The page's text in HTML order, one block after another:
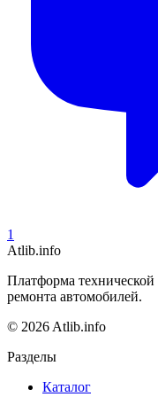
1
Atlib.info
Платформа технической
ремонта автомобилей.
© 2026 Atlib.info
Разделы
Каталог